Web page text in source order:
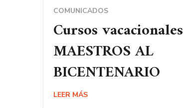
COMUNICADOS
Cursos vacacionales
MAESTROS AL
BICENTENARIO
LEER MÁS